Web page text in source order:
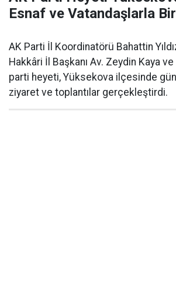
Esnaf ve Vatandaşlarla
AK Parti İl Koordinatörü Bahattin
Hakkâri İl Başkanı Av. Zeydin Kaya
parti heyeti, Yüksekova ilçesinde
ziyaret ve toplantılar gerçekleştirdi.